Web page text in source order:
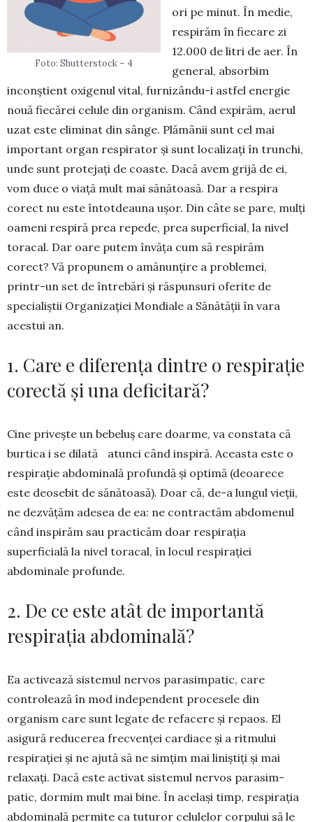
Foto: Shutterstock – 4
ori pe minut. În medie,
respirăm în fiecare zi
12.000 de litri de aer. În
general, absorbim
inconștient oxigenul vital, furnizându-i astfel energie
nouă fiecărei celule din organism. Când expirăm, aerul
uzat este eliminat din sânge. Plămânii sunt cel mai
important organ respirator și sunt localizați în trunchi,
unde sunt protejați de coaste. Dacă avem grijă de ei,
vom duce o viață mult mai sănătoasă. Dar a respira
corect nu este întotdeauna ușor. Din câte se pare, mulți
oameni respiră prea repede, prea superficial, la nivel
toracal. Dar oare putem învăța cum să respirăm
corect? Vă propunem o amănunțire a problemei,
printr-un set de întrebări și răspunsuri oferite de
specialiștii Organizației Mon­diale a Sănătății în vara
acestui an.
1. Care e diferența dintre o respirație
corectă și una deficitară?
Cine privește un bebeluș care doarme, va constata că
burtica i se dilată atunci când inspiră. Aceasta este o
respirație abdominală profundă și optimă (deoarece
este deosebit de sănătoasă). Doar că, de-a lungul vieții,
ne dezvățăm adesea de ea: ne contractăm abdomenul
când inspirăm sau practicăm doar respirația
superficială la nivel toracal, în locul respirației
abdominale profunde.
2. De ce este atât de importantă
respirația abdominală?
Ea activează sistemul nervos parasimpatic, care
controlează în mod independent procesele din
organism care sunt legate de refacere și repaos. El
asigură reducerea frecvenței cardiace și a ritmului
respirației și ne ajută să ne simțim mai liniștiți și mai
relaxați. Dacă este activat sis­temul nervos para­sim­
patic, dormim mult mai bine. În același timp, respirația
abdo­minală permite ca tuturor ce­lulelor corpului să le